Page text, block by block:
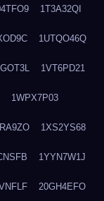
1T3A32QI
1UTQO46Q
1VT6PD21
1WPX7P03
1XS2YS68
1YYN7W1J
20GH4EFO